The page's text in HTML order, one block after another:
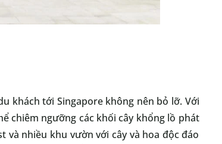
khách tới Singapore không nên bỏ lỡ. Với
chiêm ngưỡng các khối cây khổng lồ phát
và nhiều khu vườn với cây và hoa độc đáo